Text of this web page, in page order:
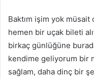
Baktım işim yok müsait
hemen bir uçak bileti
birkaç günlüğüne
kendime geliyorum bir
sağlam, daha dinç bir